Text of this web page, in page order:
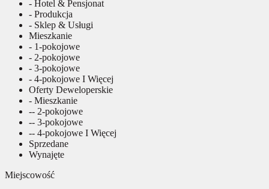
- Hotel & Pensjonat
- Produkcja
- Sklep & Usługi
Mieszkanie
- 1-pokojowe
- 2-pokojowe
- 3-pokojowe
- 4-pokojowe I Więcej
Oferty Deweloperskie
- Mieszkanie
-- 2-pokojowe
-- 3-pokojowe
-- 4-pokojowe I Więcej
Sprzedane
Wynajęte
Miejscowość